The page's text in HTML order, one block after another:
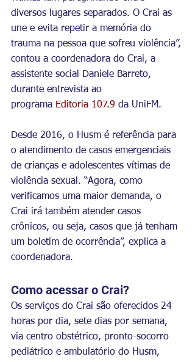
diversos lugares separados. O Crai as
une e evita repetir a memória do
trauma na pessoa que sofreu violência”,
contou a coordenadora do Crai, a
assistente social Daniele Barreto,
durante entrevista ao
programa Editoria 107.9 da UniFM.
Desde 2016, o Husm é referência para
o atendimento de casos emergenciais
de crianças e adolescentes vítimas de
violência sexual. “Agora, como
verificamos uma maior demanda, o
Crai irá também atender casos
crônicos, ou seja, casos que já tenham
um boletim de ocorrência”, explica a
coordenadora.
Como acessar o Crai?
Os serviços do Crai são oferecidos 24
horas por dia, sete dias por semana,
via centro obstétrico, pronto-socorro
pediátrico e ambulatório do Husm,